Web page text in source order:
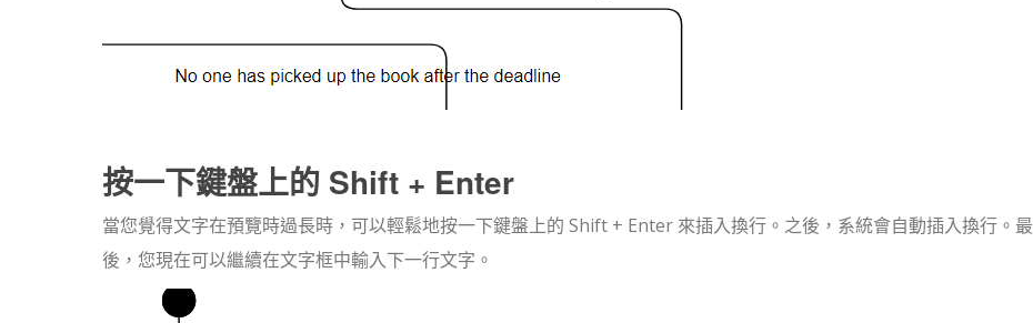
按一下鍵盤上的 Shift + Enter
當您覺得文字在預覽時過長時，可以輕鬆地按一下鍵盤上的 Shift + Enter 來插入換行。之後，系統會自動插入換行。最
後，您現在可以繼續在文字框中輸入下一行文字。